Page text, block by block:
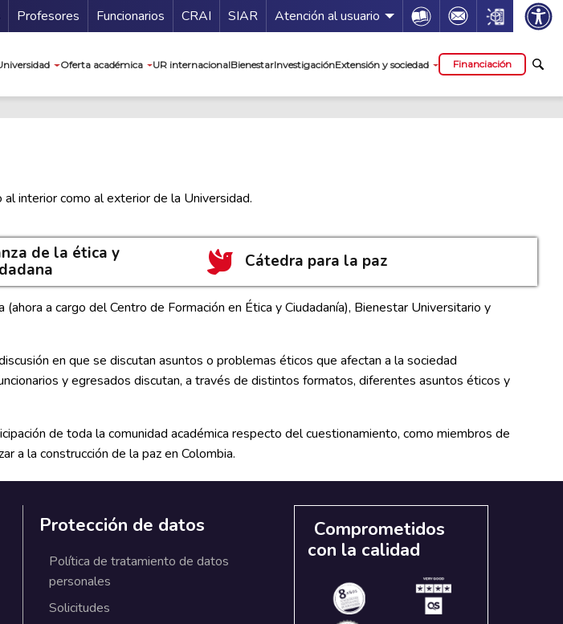
Profesores Funcionarios Guía de servicios
CRAI SIAR Atención al usuario Icon Icon Icon
Oferta académica UR internacionalBienestarInvestigaciónExtensión y sociedad Financiación
interior como al exterior de la Universidad.
de la ética y
Cátedra para la paz
a cargo del Centro de Formación en Ética y Ciudadanía), Bienestar Universitario y
en que se discutan asuntos o problemas éticos que afectan a la sociedad
y egresados discutan, a través de distintos formatos, diferentes asuntos éticos y
de toda la comunidad académica respecto del cuestionamiento, como miembros de
a la construcción de la paz en Colombia.
Protección de datos
Política de tratamiento de datos
personales
Solicitudes
Comprometidos
con la calidad